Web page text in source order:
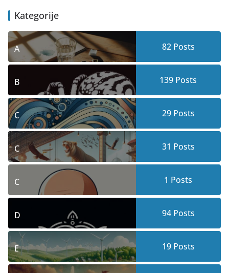
Kategorije
A 82Posts
B 139 Posts
C 29Posts
C 31 Posts
C 1 Posts
D 94Posts
E 19Posts